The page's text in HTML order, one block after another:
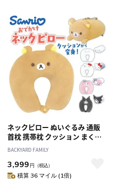
ネックピロー ぬいぐるみ 通販
首枕 携帯枕 クッション まくら
枕 トラベルピロー コンパクト
折りたたみ 2way 子供 キャラク
ター グッズ 雑貨 ギフト 贈り物
トラベル 旅行 飛行機 機内 新幹
BACKYARD FAMILY
3,999 円 （税込）
積算 36 マイル (1倍)